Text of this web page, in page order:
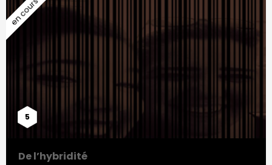
5
De l’hybridité